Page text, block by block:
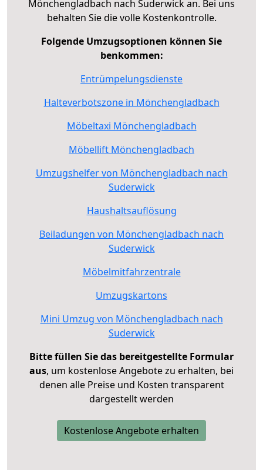
Mönchengladbach nach Suderwick an. Bei uns
behalten Sie die volle Kostenkontrolle.
Folgende Umzugsoptionen können Sie
benkommen:
Entrümpelungsdienste
Halteverbotszone in Mönchengladbach
Möbeltaxi Mönchengladbach
Möbellift Mönchengladbach
Umzugshelfer von Mönchengladbach nach
Suderwick
Haushaltsauflösung
Beiladungen von Mönchengladbach nach
Suderwick
Möbelmitfahrzentrale
Umzugskartons
Mini Umzug von Mönchengladbach nach
Suderwick
Bitte füllen Sie das bereitgestellte Formular
aus, um kostenlose Angebote zu erhalten, bei
denen alle Preise und Kosten transparent
dargestellt werden
Kostenlose Angebote erhalten